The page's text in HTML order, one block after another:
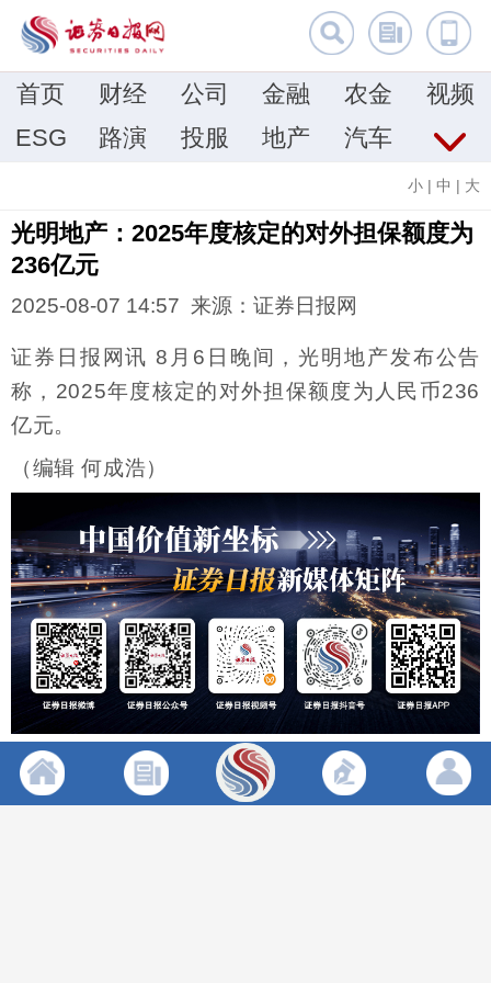
首页 财经 公司 金融 农金
视频
ESG
路演 投服 地产 汽车
小 | 中 | 大
光明地产：2025年度核定的对外担保额度为
236亿元
2025-08-07 14:57 来源：证券日报网
证券日报网讯 8月6日晚间，光明地产发布公告
称，2025年度核定的对外担保额度为人民币236
亿元。
（编辑 何成浩）